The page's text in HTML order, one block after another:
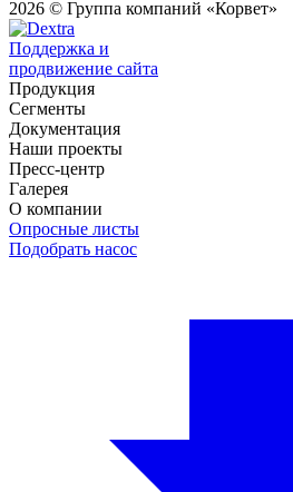
2026 © Группа компаний «Корвет»
Поддержка и
продвижение сайта
Продукция
Сегменты
Документация
Наши проекты
Пресс-центр
Галерея
О компании
Опросные листы
Подобрать насос